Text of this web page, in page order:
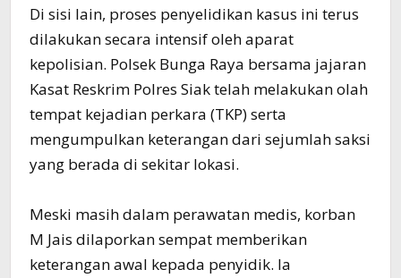
Di sisi lain, proses penyelidikan kasus ini terus
dilakukan secara intensif oleh aparat
kepolisian. Polsek Bunga Raya bersama jajaran
Kasat Reskrim Polres Siak telah melakukan olah
tempat kejadian perkara (TKP) serta
mengumpulkan keterangan dari sejumlah saksi
yang berada di sekitar lokasi.
Meski masih dalam perawatan medis, korban
M Jais dilaporkan sempat memberikan
keterangan awal kepada penyidik. Ia